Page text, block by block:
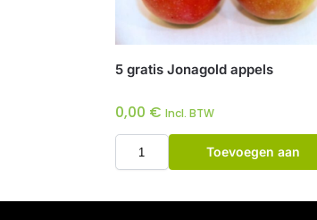
5 gratis Jonagold appels
0,00 € Incl. BTW
Toevoegen aan